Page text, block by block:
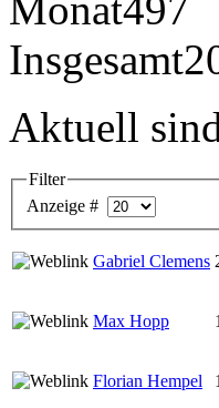
Monat497
Insgesamt
Aktuell
Filter
Anzeige #
Gabriel Clemens
Max Hopp
Florian Hempel